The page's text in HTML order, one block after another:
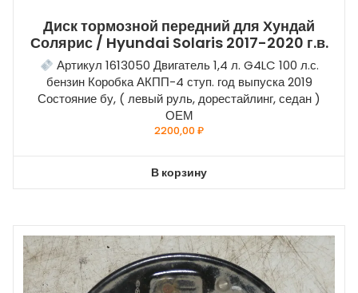
Диск тормозной передний для Хундай
Солярис / Hyundai Solaris 2017-2020 г.в.
Артикул 1613050 Двигатель 1,4 л. G4LC 100 л.с.
бензин Коробка АКПП-4 ступ. год выпуска 2019
Состояние бу, ( левый руль, дорестайлинг, седан )
ОЕМ
2200,00₽
В корзину